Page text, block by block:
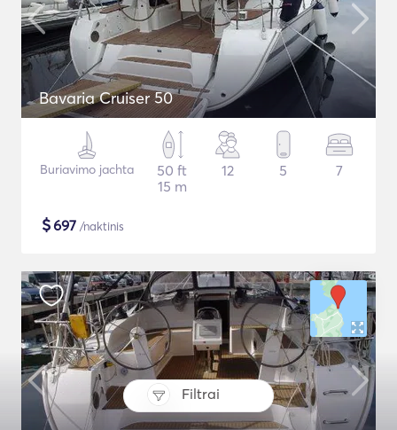
Filtrai
Bavaria Cruiser 50
Buriavimo jachta
50 ft
15 m
12 5 7
$697 /naktinis